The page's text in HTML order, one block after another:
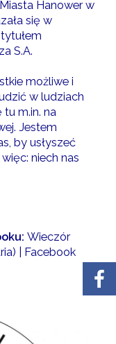
Hanower w
się w
S.A.
możliwe i
w ludziach
m.in. na
Jestem
by usłyszeć
niech nas
Wieczór
| Facebook